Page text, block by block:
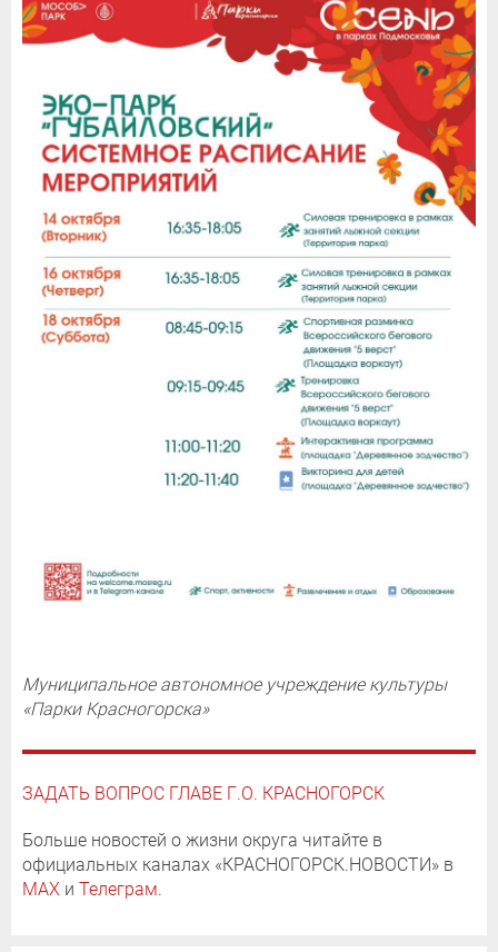
Муниципальное автономное учреждение культуры
«Парки Красногорска»
ЗАДАТЬ ВОПРОС ГЛАВЕ Г.О. КРАСНОГОРСК
Больше новостей о жизни округа читайте в
официальных каналах «КРАСНОГОРСК.НОВОСТИ» в
MAX и Телеграм.